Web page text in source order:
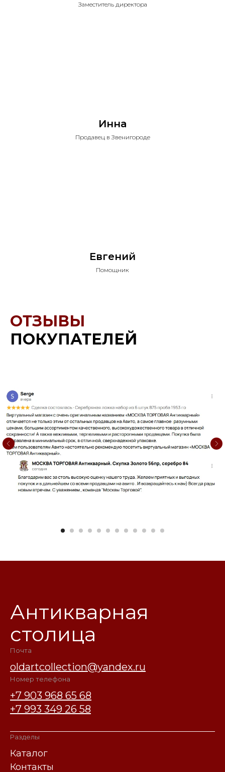
Заместитель директора
Инна
Продавец в Звенигороде
Евгений
Помощник
ОТЗЫВЫ
ПОКУПАТЕЛЕЙ
Антикварная
столица
Почта
oldartcollection@yandex.ru
Номер телефона
+7 903 968 65 68
+7 993 349 26 58
Разделы
Каталог
Контакты